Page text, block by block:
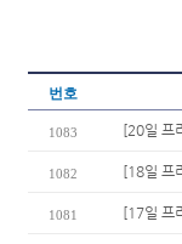
번호
1083 [20일 프
1082 [18일 프
1081 [17일 프